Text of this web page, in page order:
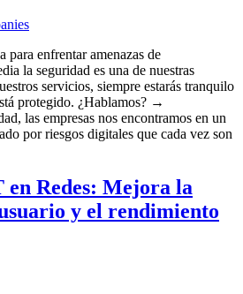
para enfrentar amenazas de
la seguridad es una de nuestras
servicios, siempre estarás tranquilo
protegido. ¿Hablamos? →
las empresas nos encontramos en un
por riesgos digitales que cada vez son
Redes: Mejora la
y el rendimiento